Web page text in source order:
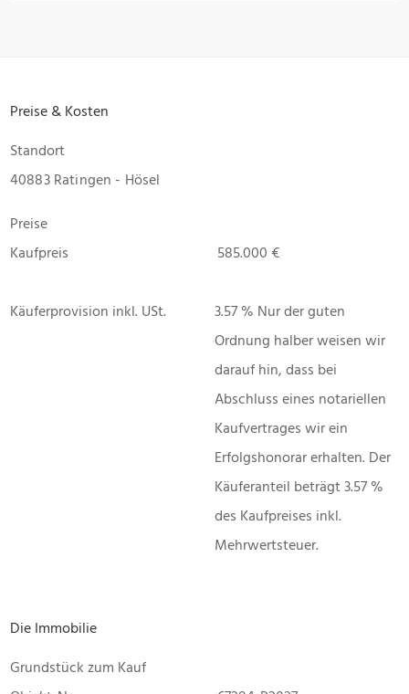
Preise & Kosten
Standort
40883 Ratingen - Hösel
Preise
Kaufpreis
585.000 €
Käuferprovision inkl. USt.
3.57 % Nur der guten
Ordnung halber weisen wir
darauf hin, dass bei
Abschluss eines notariellen
Kaufvertrages wir ein
Erfolgshonorar erhalten. Der
Käuferanteil beträgt 3.57 %
des Kaufpreises inkl.
Mehrwertsteuer.
Die Immobilie
Grundstück zum Kauf